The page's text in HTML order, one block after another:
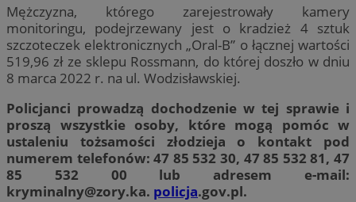
Mężczyzna, którego zarejestrowały kamery
monitoringu, podejrzewany jest o kradzież 4 sztuk
szczoteczek elektronicznych „Oral-B” o łącznej wartości
519,96 zł ze sklepu Rossmann, do której doszło w dniu
8 marca 2022 r. na ul. Wodzisławskiej.
Policjanci prowadzą dochodzenie w tej sprawie i
proszą wszystkie osoby, które mogą pomóc w
ustaleniu tożsamości złodzieja o kontakt pod
numerem telefonów: 47 85 532 30, 47 85 532 81, 47
85 532 00 lub adresem e-mail:
kryminalny@zory.ka. policja.gov.pl.